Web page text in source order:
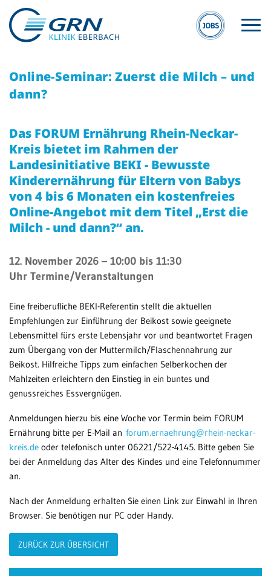
GRN
Der Verbund
Medizinische
Fachzentren
Medizinische
Veranstaltungen
Karriere
Barrierefreiheit
STANDORTE
Eberbach
Schwetzingen
Sinsheim
Weinheim
Online-Seminar: Zuerst die Milch – und
dann?
Das FORUM Ernährung Rhein-Neckar-
Kreis bietet im Rahmen der
Landesinitiative BEKI - Bewusste
Kinderernährung für Eltern von Babys
von 4 bis 6 Monaten ein kostenfreies
Online-Angebot mit dem Titel „Erst die
Milch - und dann?“ an.
12. November 2026 – 10:00 bis 11:30
Uhr Termine/Veranstaltungen
Eine freiberufliche BEKI-Referentin stellt die aktuellen
Empfehlungen zur Einführung der Beikost sowie geeignete
Lebensmittel fürs erste Lebensjahr vor und beantwortet Fragen
zum Übergang von der Muttermilch/Flaschennahrung zur
Beikost. Hilfreiche Tipps zum einfachen Selberkochen der
Mahlzeiten erleichtern den Einstieg in ein buntes und
genussreiches Essvergnügen.
Anmeldungen hierzu bis eine Woche vor Termin beim FORUM
Ernährung bitte per E-Mail an forum.ernaehrung@rhein-neckar-
kreis.de oder telefonisch unter 06221/522-4145. Bitte geben Sie
bei der Anmeldung das Alter des Kindes und eine Telefonnummer
an.
Nach der Anmeldung erhalten Sie einen Link zur Einwahl in Ihren
Browser. Sie benötigen nur PC oder Handy.
ZURÜCK ZUR ÜBERSICHT